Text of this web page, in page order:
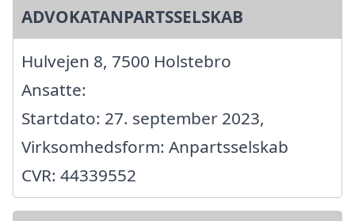
ADVOKATANPARTSSELSKAB
Hulvejen 8, 7500 Holstebro
Ansatte:
Startdato: 27. september 2023,
Virksomhedsform: Anpartsselskab
CVR: 44339552